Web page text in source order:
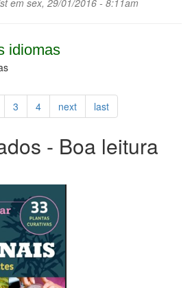
em sex, 29/01/2016 - 8:11am
idiomas
3 4 next last
- Boa leitura